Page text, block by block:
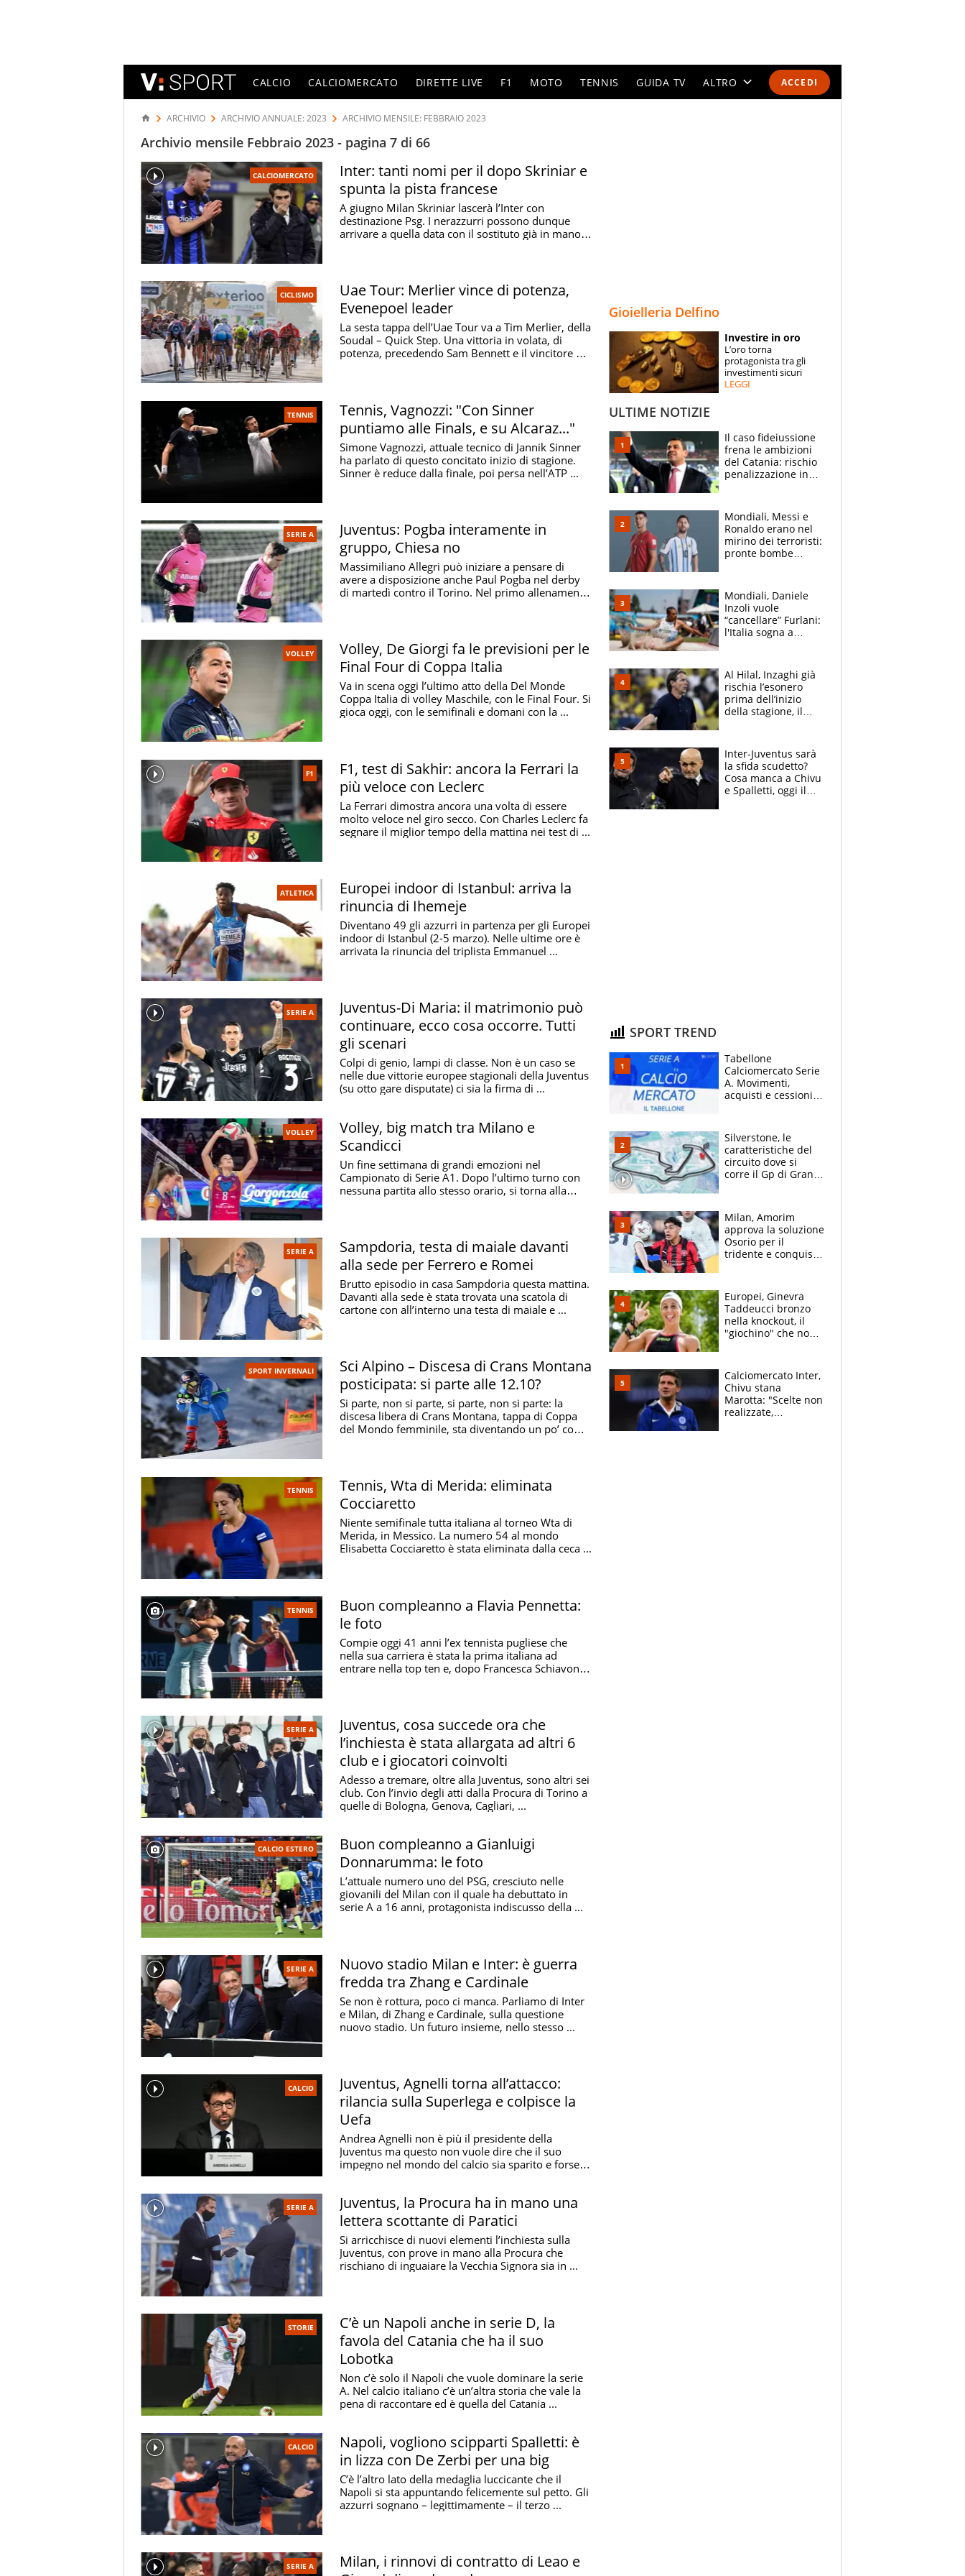
ACCEDI
CALCIO CALCIOMERCATO DIRETTE LIVE F1 MOTO TENNIS GUIDA TV ALTRO
SPECIALI
ESPERTI
ARCHIVIO ARCHIVIO ANNUALE: 2023 ARCHIVIO MENSILE: FEBBRAIO 2023
Archivio mensile Febbraio 2023 - pagina 7 di 66
CALCIOMERCATO
Inter: tanti nomi per il dopo Skriniar e
spunta la pista francese
A giugno Milan Skriniar lascerà l’Inter con
destinazione Psg. I nerazzurri possono dunque
arrivare a quella data con il sostituto già in mano.
CICLISMO
Uae Tour: Merlier vince di potenza,
Evenepoel leader
La sesta tappa dell’Uae Tour va a Tim Merlier, della
Soudal – Quick Step. Una vittoria in volata, di
potenza, precedendo Sam Bennett e il vincitore di
TENNIS
Tennis, Vagnozzi: "Con Sinner
puntiamo alle Finals, e su Alcaraz..."
Simone Vagnozzi, attuale tecnico di Jannik Sinner
ha parlato di questo concitato inizio di stagione.
Sinner è reduce dalla finale, poi persa nell’ATP ...
SERIE A
Juventus: Pogba interamente in
gruppo, Chiesa no
Massimiliano Allegri può iniziare a pensare di
avere a disposizione anche Paul Pogba nel derby
di martedì contro il Torino. Nel primo allenamento
VOLLEY
Volley, De Giorgi fa le previsioni per le
Final Four di Coppa Italia
Va in scena oggi l’ultimo atto della Del Monde
Coppa Italia di volley Maschile, con le Final Four. Si
gioca oggi, con le semifinali e domani con la ...
F1
F1, test di Sakhir: ancora la Ferrari la
più veloce con Leclerc
La Ferrari dimostra ancora una volta di essere
molto veloce nel giro secco. Con Charles Leclerc fa
segnare il miglior tempo della mattina nei test di ...
ATLETICA
Europei indoor di Istanbul: arriva la
rinuncia di Ihemeje
Diventano 49 gli azzurri in partenza per gli Europei
indoor di Istanbul (2-5 marzo). Nelle ultime ore è
arrivata la rinuncia del triplista Emmanuel ...
SERIE A
Juventus-Di Maria: il matrimonio può
continuare, ecco cosa occorre. Tutti
gli scenari
Colpi di genio, lampi di classe. Non è un caso se
nelle due vittorie europee stagionali della Juventus
(su otto gare disputate) ci sia la firma di ...
VOLLEY
Volley, big match tra Milano e
Scandicci
Un fine settimana di grandi emozioni nel
Campionato di Serie A1. Dopo l’ultimo turno con
nessuna partita allo stesso orario, si torna alla
SERIE A
Sampdoria, testa di maiale davanti
alla sede per Ferrero e Romei
Brutto episodio in casa Sampdoria questa mattina.
Davanti alla sede è stata trovata una scatola di
cartone con all’interno una testa di maiale e ...
SPORT INVERNALI
Sci Alpino – Discesa di Crans Montana
posticipata: si parte alle 12.10?
Si parte, non si parte, si parte, non si parte: la
discesa libera di Crans Montana, tappa di Coppa
del Mondo femminile, sta diventando un po’ come
TENNIS
Tennis, Wta di Merida: eliminata
Cocciaretto
Niente semifinale tutta italiana al torneo Wta di
Merida, in Messico. La numero 54 al mondo
Elisabetta Cocciaretto è stata eliminata dalla ceca ...
TENNIS
Buon compleanno a Flavia Pennetta:
le foto
Compie oggi 41 anni l’ex tennista pugliese che
nella sua carriera è stata la prima italiana ad
entrare nella top ten e, dopo Francesca Schiavone,
SERIE A
Juventus, cosa succede ora che
l’inchiesta è stata allargata ad altri 6
club e i giocatori coinvolti
Adesso a tremare, oltre alla Juventus, sono altri sei
club. Con l’invio degli atti dalla Procura di Torino a
quelle di Bologna, Genova, Cagliari, ...
CALCIO ESTERO
Buon compleanno a Gianluigi
Donnarumma: le foto
L’attuale numero uno del PSG, cresciuto nelle
giovanili del Milan con il quale ha debuttato in
serie A a 16 anni, protagonista indiscusso della ...
SERIE A
Nuovo stadio Milan e Inter: è guerra
fredda tra Zhang e Cardinale
Se non è rottura, poco ci manca. Parliamo di Inter
e Milan, di Zhang e Cardinale, sulla questione
nuovo stadio. Un futuro insieme, nello stesso ...
CALCIO
Juventus, Agnelli torna all’attacco:
rilancia sulla Superlega e colpisce la
Uefa
Andrea Agnelli non è più il presidente della
Juventus ma questo non vuole dire che il suo
impegno nel mondo del calcio sia sparito e forse
SERIE A
Juventus, la Procura ha in mano una
lettera scottante di Paratici
Si arricchisce di nuovi elementi l’inchiesta sulla
Juventus, con prove in mano alla Procura che
rischiano di inguaiare la Vecchia Signora sia in ...
STORIE
C’è un Napoli anche in serie D, la
favola del Catania che ha il suo
Lobotka
Non c’è solo il Napoli che vuole dominare la serie
A. Nel calcio italiano c’è un’altra storia che vale la
pena di raccontare ed è quella del Catania ...
CALCIO
Napoli, vogliono scipparti Spalletti: è
in lizza con De Zerbi per una big
C’è l’altro lato della medaglia luccicante che il
Napoli si sta appuntando felicemente sul petto. Gli
azzurri sognano – legittimamente – il terzo ...
SERIE A
Milan, i rinnovi di contratto di Leao e
Gioielleria Delfino
Investire in oro
L’oro torna
protagonista tra gli
investimenti sicuri
LEGGI
ULTIME NOTIZIE
Il caso fideiussione
frena le ambizioni
del Catania: rischio
penalizzazione in
Mondiali, Messi e
Ronaldo erano nel
mirino dei terroristi:
pronte bombe
Mondiali, Daniele
Inzoli vuole
“cancellare” Furlani:
l'Italia sogna a
finale
Al Hilal, Inzaghi già
rischia l’esonero
prima dell’inizio
della stagione, il
Inter-Juventus sarà
la sfida scudetto?
Cosa manca a Chivu
e Spalletti, oggi il
SPORT TREND
Tabellone
Calciomercato Serie
A. Movimenti,
acquisti e cessioni:
Silverstone, le
caratteristiche del
circuito dove si
corre il Gp di Gran
Milan, Amorim
approva la soluzione
Osorio per il
tridente e conquista
Allegri
Europei, Ginevra
Taddeucci bronzo
nella knockout, il
"giochino" che non
Calciomercato Inter,
Chivu stana
Marotta: "Scelte non
realizzate,